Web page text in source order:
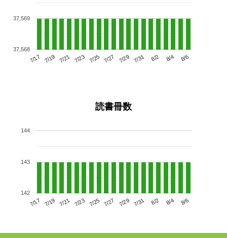
7/17 7/19 7/21 7/23 7/25 7/27 7/29 7/31 8/2 8/4 8/6
37,568
37,569
読書冊数
7/17 7/19 7/21 7/23 7/25 7/27 7/29 7/31 8/2 8/4 8/6
142
143
144